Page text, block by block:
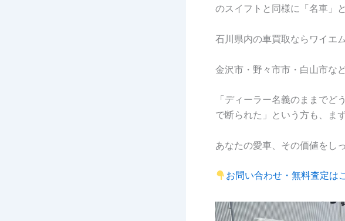
のスイフトと同様に「名車」
石川県内の車買取ならワイエ
金沢市・野々市市・白山市な
「ディーラー名義のままで
で断られた」という方も、ま
あなたの愛車、その価値をし
お問い合わせ・無料査定は